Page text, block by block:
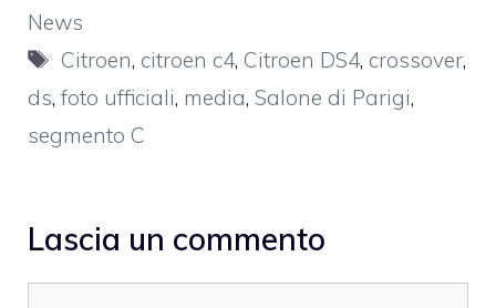
News
Tag
Citroen, citroen c4, Citroen DS4, crossover,
ds, foto ufficiali, media, Salone di Parigi,
segmento C
Lascia un commento